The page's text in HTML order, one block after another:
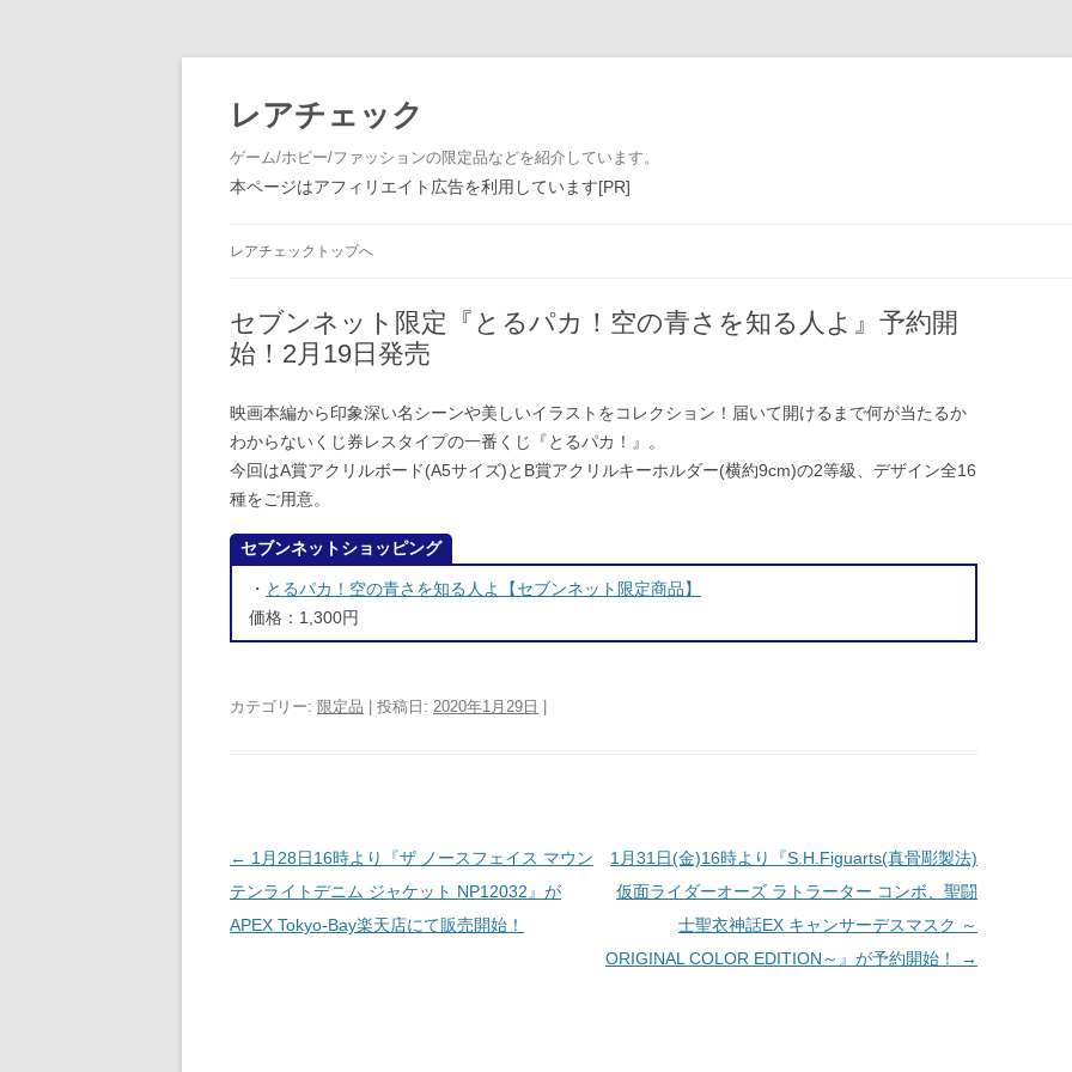
レアチェック
ゲーム/ホビー/ファッションの限定品などを紹介しています。
本ページはアフィリエイト広告を利用しています[PR]
レアチェックトップへ
セブンネット限定『とるパカ！空の青さを知る人よ』予約開
始！2月19日発売
映画本編から印象深い名シーンや美しいイラストをコレクション！届いて開けるまで何が当たるか
わからないくじ券レスタイプの一番くじ『とるパカ！』。
今回はA賞アクリルボード(A5サイズ)とB賞アクリルキーホルダー(横約9cm)の2等級、デザイン全16
種をご用意。
セブンネットショッピング
・ とるパカ！空の青さを知る人よ【セブンネット限定商品】
価格：1,300円
カテゴリー: 限定品 | 投稿日: 2020年1月29日
投稿ナビゲーション
← 1月28日16時より『ザ ノースフェイス マウン
テンライトデニム ジャケット NP12032』が
APEX Tokyo-Bay楽天店にて販売開始！
1月31日(金)16時より『S.H.Figuarts(真骨彫製法)
仮面ライダーオーズ ラトラーター コンボ、聖闘
士聖衣神話EX キャンサーデスマスク ～
ORIGINAL COLOR EDITION～』が予約開始！
→